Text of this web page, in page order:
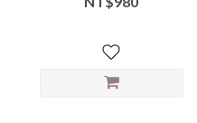
106417▶